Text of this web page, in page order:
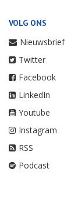
VOLG ONS
Nieuwsbrief
Twitter
Facebook
LinkedIn
Youtube
Instagram
RSS
Podcast